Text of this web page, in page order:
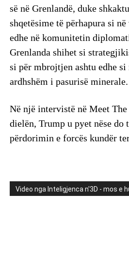
së në Grenlandë, duke
shqetësime të përhapura si
edhe në komunitetin
Grenlanda shihet si
si për mbrojtjen ashtu edhe
ardhshëm i pasurisë minerale.
Në një intervistë në Meet The
dielën, Trump u pyet nëse do
përdorimin e forcës kundër
Video nga Inteligjenca n'3D - mos e